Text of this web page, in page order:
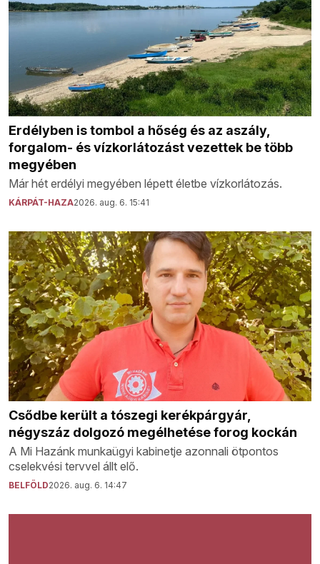
Erdélyben is tombol a hőség és az aszály,
forgalom- és vízkorlátozást vezettek be több
megyében
Már hét erdélyi megyében lépett életbe vízkorlátozás.
KÁRPÁT-HAZA2026. aug. 6. 15:41
Csődbe került a tószegi kerékpárgyár,
négyszáz dolgozó megélhetése forog kockán
A Mi Hazánk munkaügyi kabinetje azonnali ötpontos
cselekvési tervvel állt elő.
BELFÖLD2026. aug. 6. 14:47